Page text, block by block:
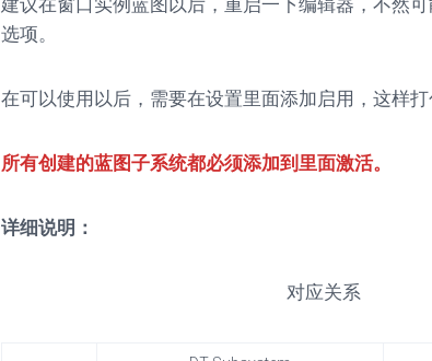
建议在窗口实例蓝图以后，重启一下编辑器，不然
选项。
在可以使用以后，需要在设置里面添加启用，这样
所有创建的蓝图子系统都必须添加到里面激活。
详细说明：
对应关系